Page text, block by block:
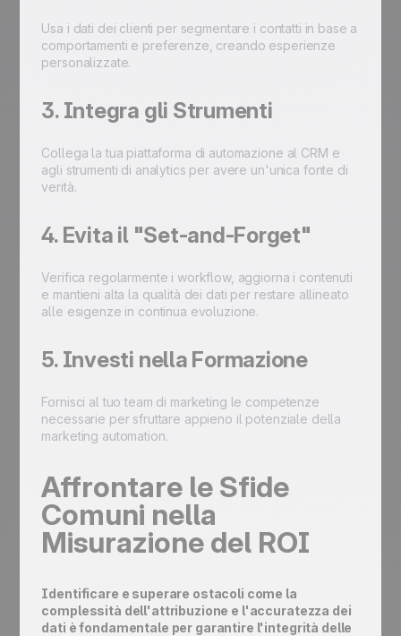
Usa i dati dei clienti per segmentare i contatti in base a
comportamenti e preferenze, creando esperienze
personalizzate.
3. Integra gli Strumenti
Collega la tua piattaforma di automazione al CRM e
agli strumenti di analytics per avere un'unica fonte di
verità.
4. Evita il "Set-and-Forget"
Verifica regolarmente i workflow, aggiorna i contenuti
e mantieni alta la qualità dei dati per restare allineato
alle esigenze in continua evoluzione.
5. Investi nella Formazione
Fornisci al tuo team di marketing le competenze
necessarie per sfruttare appieno il potenziale della
marketing automation.
Affrontare le Sfide
Comuni nella
Misurazione del ROI
Identificare e superare ostacoli come la
complessità dell'attribuzione e l'accuratezza dei
dati è fondamentale per garantire l'integrità delle